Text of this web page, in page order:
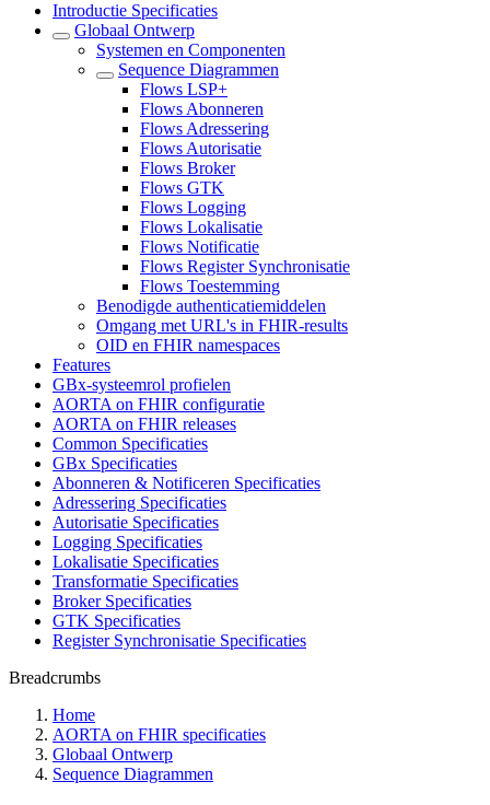
Introductie Specificaties
Globaal Ontwerp
Systemen en Componenten
Sequence Diagrammen
Flows LSP+
Flows Abonneren
Flows Adressering
Flows Autorisatie
Flows Broker
Flows GTK
Flows Logging
Flows Lokalisatie
Flows Notificatie
Flows Register Synchronisatie
Flows Toestemming
Benodigde authenticatiemiddelen
Omgang met URL's in FHIR-results
OID en FHIR namespaces
Features
GBx-systeemrol profielen
AORTA on FHIR configuratie
AORTA on FHIR releases
Common Specificaties
GBx Specificaties
Abonneren & Notificeren Specificaties
Adressering Specificaties
Autorisatie Specificaties
Logging Specificaties
Lokalisatie Specificaties
Transformatie Specificaties
Broker Specificaties
GTK Specificaties
Register Synchronisatie Specificaties
Breadcrumbs
Home
AORTA on FHIR specificaties
Globaal Ontwerp
Sequence Diagrammen